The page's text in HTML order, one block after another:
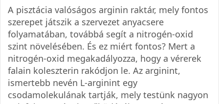
A pisztácia valóságos arginin raktár, mely fontos
szerepet játszik a szervezet anyacsere
folyamatában, továbbá segít a nitrogén-oxid
szint növelésében. És ez miért fontos? Mert a
nitrogén-oxid megakadályozza, hogy a vérerek
falain koleszterin rakódjon le. Az arginint,
ismertebb nevén L-arginint egy
csodamolekulának tartják, mely testünk nagyon